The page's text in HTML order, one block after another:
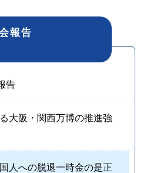
報告
告
大阪・関西万博の推進強
人への脱退一時金の是正